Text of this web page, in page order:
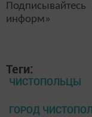
информ»
Теги:
ЧИСТОПОЛЬЦЫ
ГОРОД